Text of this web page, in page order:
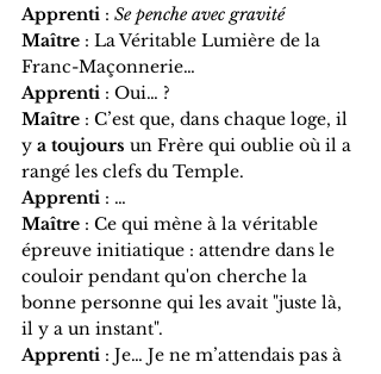
Apprenti : Se penche avec gravité
Maître : La Véritable Lumière de la
Franc-Maçonnerie…
Apprenti : Oui… ?
Maître : C’est que, dans chaque loge, il
y a toujours un Frère qui oublie où il a
rangé les clefs du Temple.
Apprenti : …
Maître : Ce qui mène à la véritable
épreuve initiatique : attendre dans le
couloir pendant qu'on cherche la
bonne personne qui les avait "juste là,
il y a un instant".
Apprenti : Je… Je ne m’attendais pas à